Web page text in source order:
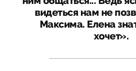
видеться нам не
Максима. Елена
хочет».